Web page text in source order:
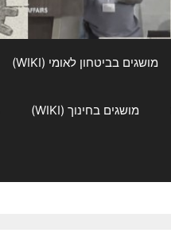
מושגים בביטחון לאומי (WIKI)
מושגים בחינוך (WIKI)